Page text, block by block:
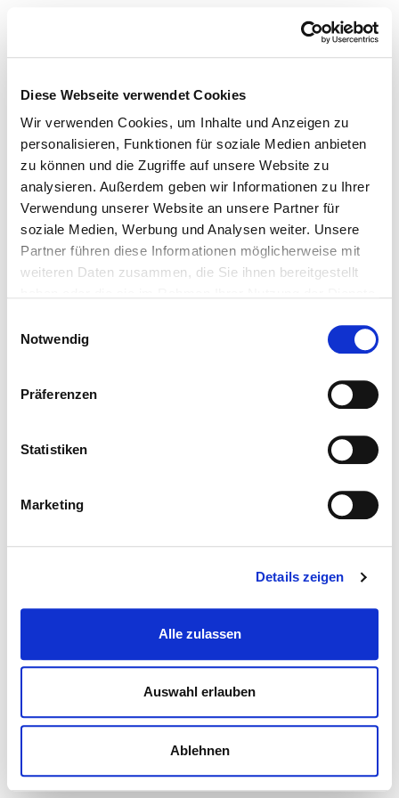
Diese Webseite verwendet Cookies
Wir verwenden Cookies, um Inhalte und Anzeigen zu
personalisieren, Funktionen für soziale Medien anbieten
zu können und die Zugriffe auf unsere Website zu
analysieren. Außerdem geben wir Informationen zu Ihrer
Verwendung unserer Website an unsere Partner für
soziale Medien, Werbung und Analysen weiter. Unsere
Partner führen diese Informationen möglicherweise mit
weiteren Daten zusammen, die Sie ihnen bereitgestellt
Notwendig
Präferenzen
Statistiken
Marketing
Details zeigen
Alle zulassen
Auswahl erlauben
Ablehnen